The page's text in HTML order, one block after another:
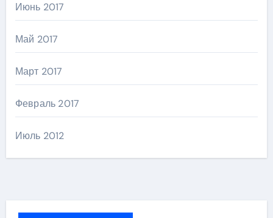
Июнь 2017
Май 2017
Март 2017
Февраль 2017
Июль 2012